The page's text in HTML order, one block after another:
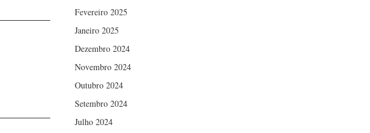
Fevereiro 2025
Janeiro 2025
Dezembro 2024
Novembro 2024
Outubro 2024
Setembro 2024
Julho 2024